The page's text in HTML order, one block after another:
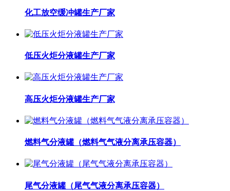
化工放空缓冲罐生产厂家
低压火炬分液罐生产厂家
高压火炬分液罐生产厂家
燃料气分液罐（燃料气气液分离承压容器）
尾气分液罐（尾气气液分离承压容器）